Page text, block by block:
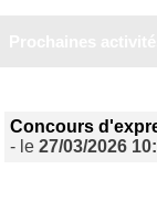
Concours
- le27/03/2026